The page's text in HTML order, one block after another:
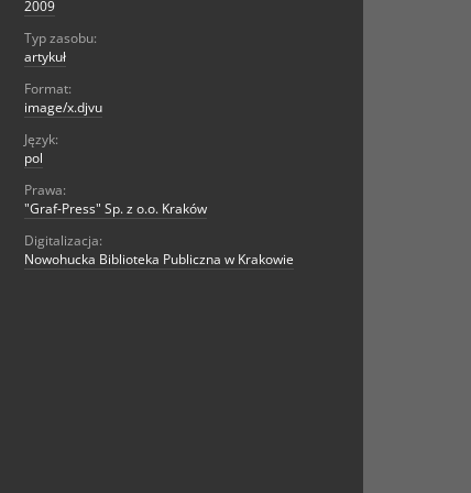
2009
Typ zasobu:
artykuł
Format:
image/x.djvu
Język:
pol
Prawa:
"Graf-Press" Sp. z o.o. Kraków
Digitalizacja:
Nowohucka Biblioteka Publiczna w Krakowie